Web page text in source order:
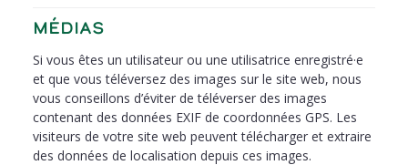
Médias
Si vous êtes un utilisateur ou une utilisatrice enregistré·e
et que vous téléversez des images sur le site web, nous
vous conseillons d’éviter de téléverser des images
contenant des données EXIF de coordonnées GPS. Les
visiteurs de votre site web peuvent télécharger et extraire
des données de localisation depuis ces images.